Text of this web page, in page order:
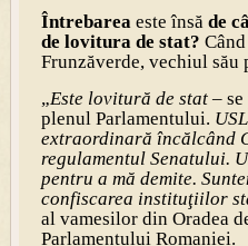
Întrebareaeste însă de
de lovitura de stat?
Frunzăverde, vechiul său
„Este lovitură de stat– se
plenul Parlamentului.
extraordinară încălcând
regulamentul Senatului.
pentru a mă demite.
confiscarea instituţiilor
al vamesilor din Oradea
Parlamentului Romaniei.